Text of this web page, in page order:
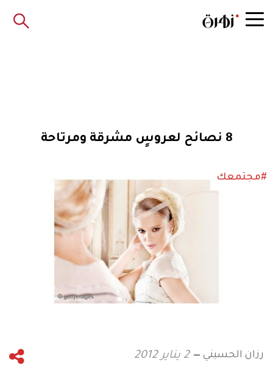
8 نصائح لعروسٍ مشرقة ومرتاحة
#مجتمعك
رزان الحسيني 2 يناير 2012